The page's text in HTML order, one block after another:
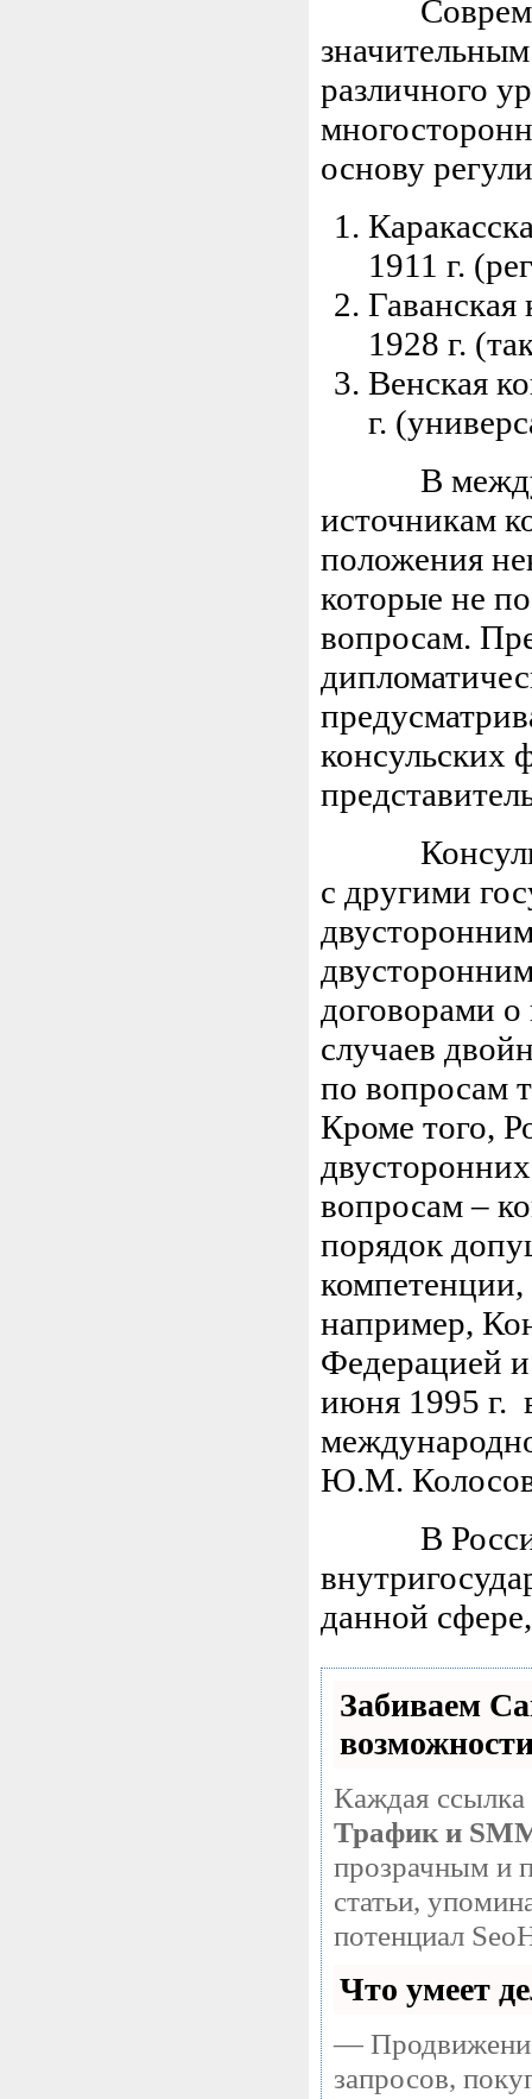
различного
основу
1911 г.
1928 г.
Венская
г.
В
источникам
положения
которые не
вопросам.
консульских
с другими
договорами
случаев
по вопросам
Кроме того,
вопросам –
порядок
например,
Федерацией
июня 1995 г.
Ю.М.
В
данной
Забиваем
Каждая ссылка
Трафик и
прозрачным и
статьи,
потенциал
Что умеет
—
запросов,